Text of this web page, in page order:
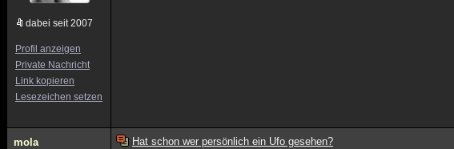
dabei seit 2007
Profil anzeigen
Private Nachricht
Link kopieren
Lesezeichen setzen
mola Hat schon wer persönlich ein Ufo gesehen?